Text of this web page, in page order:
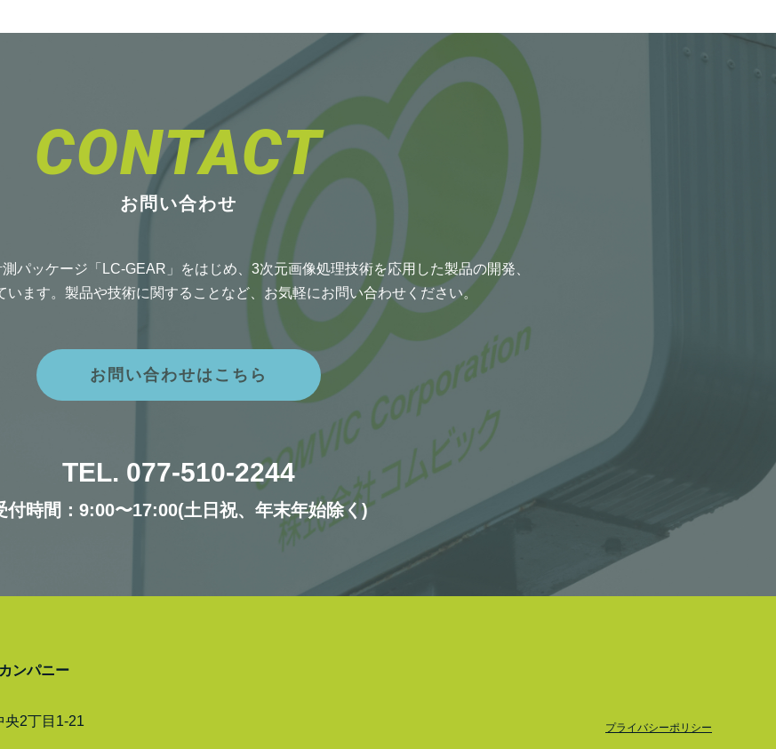
CONTACT
お問い合わせ
パッケージ「LC-GEAR」をはじめ、3次元画像処理技術を応用した製品の開発、
います。製品や技術に関することなど、お気軽にお問い合わせください。
お問い合わせはこちら
TEL. 077-510-2244
付時間：9:00〜17:00(土日祝、年末年始除く)
ンパニー
央2丁目1-21 プライバシーポリシー